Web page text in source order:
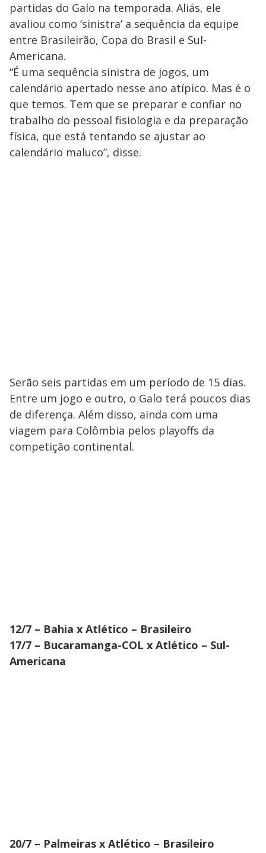
partidas do Galo na temporada. Aliás, ele
avaliou como ‘sinistra’ a sequência da equipe
entre Brasileirão, Copa do Brasil e Sul-
Americana.
“É uma sequência sinistra de jogos, um
calendário apertado nesse ano atípico. Mas é o
que temos. Tem que se preparar e confiar no
trabalho do pessoal fisiologia e da preparação
física, que está tentando se ajustar ao
calendário maluco”, disse.
Serão seis partidas em um período de 15 dias.
Entre um jogo e outro, o Galo terá poucos dias
de diferença. Além disso, ainda com uma
viagem para Colômbia pelos playoffs da
competição continental.
12/7 – Bahia x Atlético – Brasileiro
17/7 – Bucaramanga-COL x Atlético – Sul-
Americana
20/7 – Palmeiras x Atlético – Brasileiro